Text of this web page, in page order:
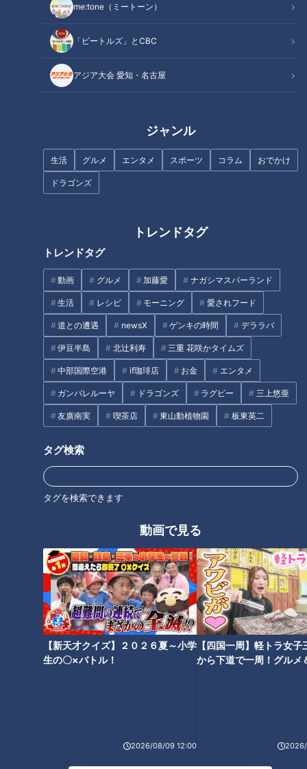
me:tone（ミートーン）
「ビートルズ」とCBC
アジア大会 愛知・名古屋
ジャンル
生活 グルメ エンタメ スポーツ コラム おでかけ
ドラゴンズ
トレンドタグ
トレンドタグ
動画 グルメ 加藤愛 ナガシマスパーランド
生活 レシピ モーニング 愛されフード
道との遭遇 newsX ゲンキの時間 デララバ
伊豆半島 北辻利寿 三重 花咲かタイムズ
中部国際空港 if珈琲店 お金 エンタメ
ガンバレルーヤ ドラゴンズ ラグビー 三上悠亜
友廣南実 喫茶店 東山動植物園 板東英二
タグ検索
タグを検索できます
動画で見る
【新天才クイズ】２０２６夏～小学
生の〇×バトル！
2026/08/09 12:00
【四国一周】軽トラ女子
から下道で一周！グルメ
プルで、「麺の上に黄身がどんっと乗っているだけ」という潔
いビジュアルです。石坂も写真を見ます。
石坂「日の丸弁当みたいな感じ」
ラーメン店のメニューと聞くと、チャーシューやネギなどの具
材を想像しますが、「桐玉」にはそうしたトッピングは一切あ
りません。少し茶色がかった麺の中央に卵黄が乗るだけです。
西村「パッと来た時、『これ味するの？』って思う見た目なん
ですよ。でも、これが美味しいのよ！」
西村、実食
TKMを食べる際は、底に入ったタレと卵をしっかり混ぜるス
タイル。麺に徐々に色がついていき、底から塩味ベースのタレ
が現れるそうです。
西村「まず卵の味が強い。で、ひと噛みすると『小麦の味来
た！』ってなる。小麦の味ってこういう味なんだって再確認で
さらに、タレが主張しすぎないことで、「ほぼほぼ小麦の香り
と卵の味で麺を食べている感じ」と、その素材重視の一杯に感
つまりは具材も少なく、味付けもシンプルな仕上がりのTKM
ですが…。
西村「飽きると思うでしょ？飽きないんですよ」
つい箸が止まらなくなるほどやみつきになったそうです。
石坂「ラーメンとは違う？」